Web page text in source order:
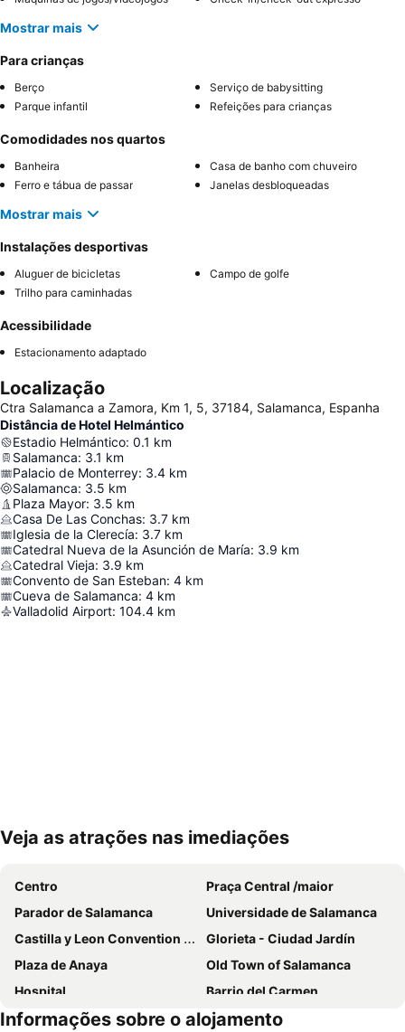
Mostrar mais
Para crianças
Berço
Serviço de babysitting
Parque infantil
Refeições para crianças
Comodidades nos quartos
Banheira
Casa de banho com chuveiro
Ferro e tábua de passar
Janelas desbloqueadas
Mostrar mais
Instalações desportivas
Aluguer de bicicletas
Campo de golfe
Trilho para caminhadas
Acessibilidade
Estacionamento adaptado
Localização
Ctra Salamanca a Zamora, Km 1, 5, 37184, Salamanca, Espanha
Distância de Hotel Helmántico
Estadio Helmántico: 0.1 km
Salamanca: 3.1 km
Palacio de Monterrey: 3.4 km
Salamanca: 3.5 km
Plaza Mayor: 3.5 km
Casa De Las Conchas: 3.7 km
Iglesia de la Clerecía: 3.7 km
Catedral Nueva de la Asunción de María: 3.9 km
Catedral Vieja: 3.9 km
Convento de San Esteban: 4 km
Cueva de Salamanca: 4 km
Valladolid Airport: 104.4 km
Ampliar mapa
Veja as atrações nas imediações
Centro
Praça Central /maior
Parador de Salamanca
Universidade de Salamanca
Castilla y Leon Convention Center
Glorieta - Ciudad Jardín
Plaza de Anaya
Old Town of Salamanca
Hospital
Barrio del Carmen
Casa Lis
Puente Romano
Informações sobre o alojamento